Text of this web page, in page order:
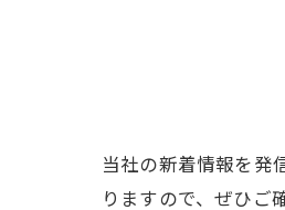
当社の新着情報を発
りますので、ぜひご